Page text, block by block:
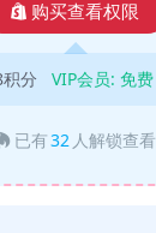
购买查看权限
分 VIP会员: 免费
已有32 人解锁查看